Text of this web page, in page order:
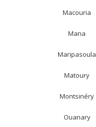
Macouria
Mana
Maripasoula
Matoury
Montsinéry
Ouanary